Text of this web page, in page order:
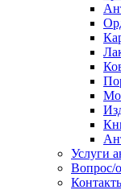
Услуги
Вопрос/